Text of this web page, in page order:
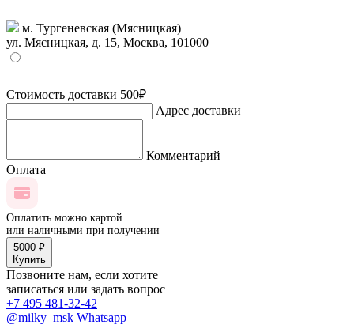
м. Тургеневская (Мясницкая)
ул. Мясницкая, д. 15, Москва, 101000
Стоимость доставки 500₽
Адрес доставки
Комментарий
Оплата
Оплатить можно картой
или наличными при получении
5000 ₽
Купить
Позвоните нам, если хотите
записаться или задать вопрос
+7 495 481-32-42
@milky_msk Whatsapp